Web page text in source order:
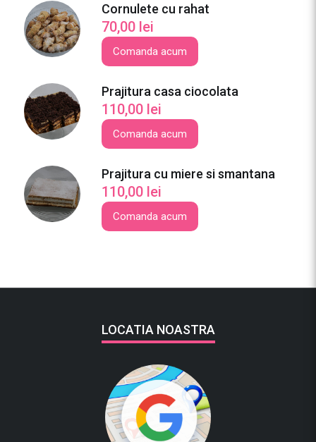
Cornulete cu rahat
70,00 lei
Comanda acum
Prajitura casa ciocolata
110,00 lei
Comanda acum
Prajitura cu miere si smantana
110,00 lei
Comanda acum
LOCATIA NOASTRA